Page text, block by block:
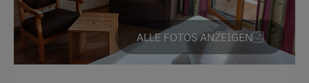
Transfer Bahnhof
Internet
Handtücher
Toilette
ALLE FOTOS ANZEIGEN